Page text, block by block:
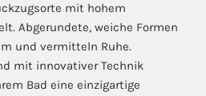
mit hohem
Abgerundete, weiche Formen
und vermitteln Ruhe.
mit innovativer Technik
Bad eine einzigartige